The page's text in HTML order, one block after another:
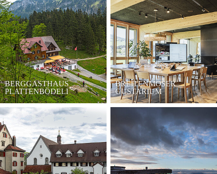
BERGGASTHAUS
PLATTENBÖDELI
BREITENMOSER
GUSTARIUM